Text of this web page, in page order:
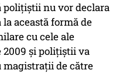
poliţiştii nu vor declara
această formă de
cu cele ale
şi poliţiştii va
de către